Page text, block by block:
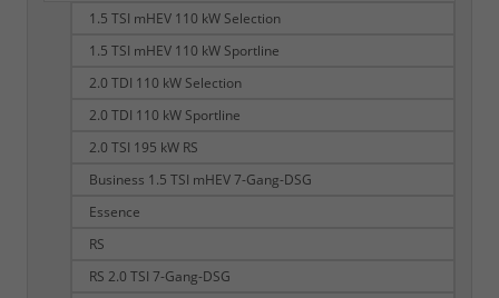
1.5 TSI mHEV 110 kW Selection
1.5 TSI mHEV 110 kW Sportline
2.0 TDI 110 kW Selection
2.0 TDI 110 kW Sportline
2.0 TSI 195 kW RS
Business 1.5 TSI mHEV 7-Gang-DSG
Essence
RS
RS 2.0 TSI 7-Gang-DSG